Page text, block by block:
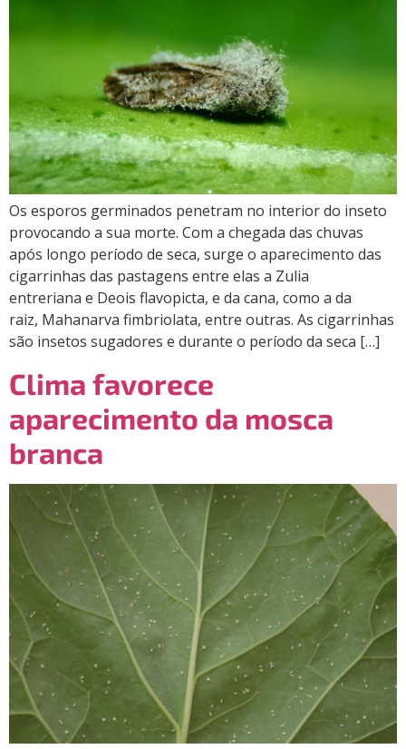
Os esporos germinados penetram no interior do inseto
provocando a sua morte. Com a chegada das chuvas
após longo período de seca, surge o aparecimento das
cigarrinhas das pastagens entre elas a Zulia
entreriana e Deois flavopicta, e da cana, como a da
raiz, Mahanarva fimbriolata, entre outras. As cigarrinhas
são insetos sugadores e durante o período da seca […]
Clima favorece
aparecimento da mosca
branca